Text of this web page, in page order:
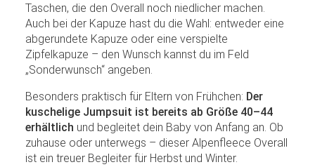
Taschen, die den Overall noch niedlicher machen.
Auch bei der Kapuze hast du die Wahl: entweder eine
abgerundete Kapuze oder eine verspielte
Zipfelkapuze – den Wunsch kannst du im Feld
„Sonderwunsch“ angeben.
Besonders praktisch für Eltern von Frühchen: Der
kuschelige Jumpsuit ist bereits ab Größe 40–44
erhältlich und begleitet dein Baby von Anfang an. Ob
zuhause oder unterwegs – dieser Alpenfleece Overall
ist ein treuer Begleiter für Herbst und Winter.